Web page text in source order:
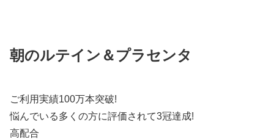
朝のルテイン＆プラセンタ
ご利用実績100万本突破!
悩んでいる多くの方に評価されて3冠達成!
高配合